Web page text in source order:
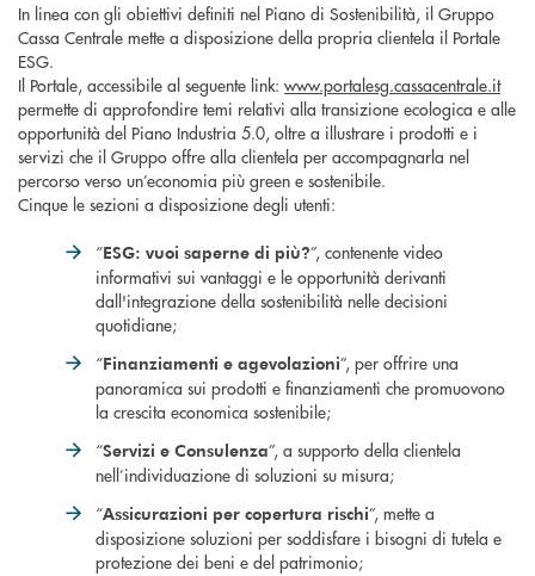
In linea con gli obiettivi definiti nel Piano di Sostenibilità, il Gruppo
Cassa Centrale mette a disposizione della propria clientela il Portale
ESG.
Il Portale, accessibile al seguente link: www.portalesg.cassacentrale.it
permette di approfondire temi relativi alla transizione ecologica e alle
opportunità del Piano Industria 5.0, oltre a illustrare i prodotti e i
servizi che il Gruppo offre alla clientela per accompagnarla nel
percorso verso un’economia più green e sostenibile.
Cinque le sezioni a disposizione degli utenti:
“ESG: vuoi saperne di più?”, contenente video
informativi sui vantaggi e le opportunità derivanti
dall'integrazione della sostenibilità nelle decisioni
quotidiane;
“Finanziamenti e agevolazioni”, per offrire una
panoramica sui prodotti e finanziamenti che promuovono
la crescita economica sostenibile;
“Servizi e Consulenza”, a supporto della clientela
nell’individuazione di soluzioni su misura;
“Assicurazioni per copertura rischi”, mette a
disposizione soluzioni per soddisfare i bisogni di tutela e
protezione dei beni e del patrimonio;